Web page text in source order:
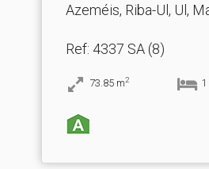
Azeméis, Riba-Ul, Ul,
Ref: 4337 SA (8)
73.85 m2 1